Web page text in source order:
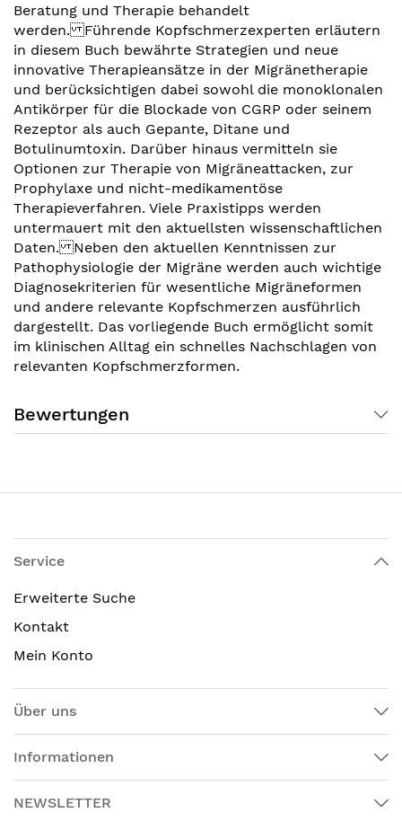
Beratung und Therapie behandelt
werden. Führende Kopfschmerzexperten erläutern
in diesem Buch bewährte Strategien und neue
innovative Therapieansätze in der Migränetherapie
und berücksichtigen dabei sowohl die monoklonalen
Antikörper für die Blockade von CGRP oder seinem
Rezeptor als auch Gepante, Ditane und
Botulinumtoxin. Darüber hinaus vermitteln sie
Optionen zur Therapie von Migräneattacken, zur
Prophylaxe und nicht-medikamentöse
Therapieverfahren. Viele Praxistipps werden
untermauert mit den aktuellsten wissenschaftlichen
Daten. Neben den aktuellen Kenntnissen zur
Pathophysiologie der Migräne werden auch wichtige
Diagnosekriterien für wesentliche Migräneformen
und andere relevante Kopfschmerzen ausführlich
dargestellt. Das vorliegende Buch ermöglicht somit
im klinischen Alltag ein schnelles Nachschlagen von
relevanten Kopfschmerzformen.
Bewertungen
Service
Erweiterte Suche
Kontakt
Mein Konto
Über uns
Informationen
NEWSLETTER